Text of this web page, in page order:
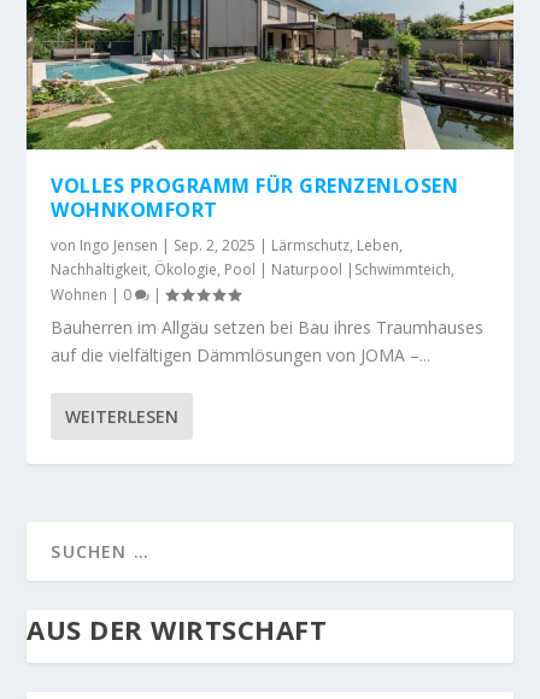
VOLLES PROGRAMM FÜR GRENZENLOSEN
WOHNKOMFORT
von Ingo Jensen | Sep. 2, 2025 | Lärmschutz, Leben,
Nachhaltigkeit, Ökologie, Pool | Naturpool |Schwimmteich,
Wohnen | 0 |
Bauherren im Allgäu setzen bei Bau ihres Traumhauses
auf die vielfältigen Dämmlösungen von JOMA –...
WEITERLESEN
AUS DER WIRTSCHAFT